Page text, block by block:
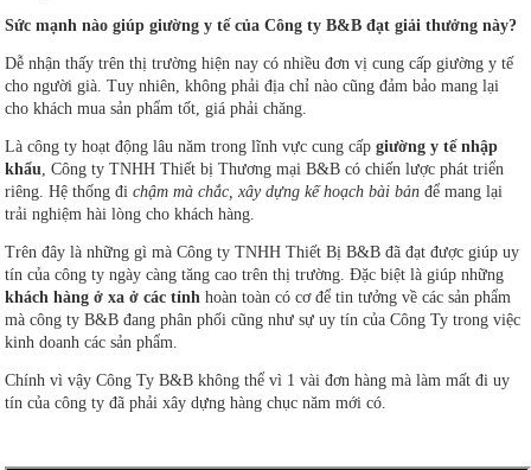
Sức mạnh nào giúp giường y tế của Công ty B&B đạt giải thưởng này?
Dễ nhận thấy trên thị trường hiện nay có nhiều đơn vị cung cấp giường y tế
cho người già. Tuy nhiên, không phải địa chỉ nào cũng đảm bảo mang lại
cho khách mua sản phẩm tốt, giá phải chăng.
Là công ty hoạt động lâu năm trong lĩnh vực cung cấpgiường y tế nhập
khẩu , Công ty TNHH Thiết bị Thương mại B&B có chiến lược phát triển
riêng. Hệ thống đichậm mà chắc, xây dựng kế hoạch bài bản để mang lại
trải nghiệm hài lòng cho khách hàng.
Trên đây là những gì mà Công ty TNHH Thiết Bị B&B đã đạt được giúp uy
tín của công ty ngày càng tăng cao trên thị trường. Đặc biệt là giúp những
khách hàng ở xa ở các tỉnh hoàn toàn có cơ để tin tưởng về các sản phẩm
mà công ty B&B đang phân phối cũng như sự uy tín của Công Ty trong việc
kinh doanh các sản phẩm.
Chính vì vậy Công Ty B&B không thể vì 1 vài đơn hàng mà làm mất đi uy
tín của công ty đã phải xây dựng hàng chục năm mới có.